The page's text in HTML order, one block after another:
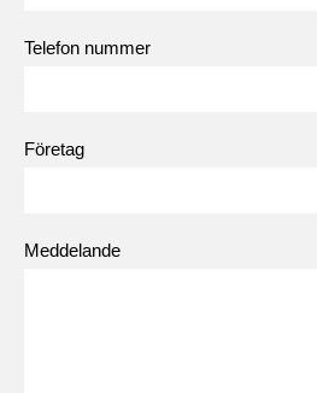
Telefon nummer
Företag
Meddelande